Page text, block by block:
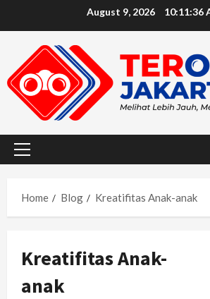
August 9, 2026 10:11:37
Primary
Home
Blog Kreatifitas Anak-anak
Kreatifitas Anak-
anak